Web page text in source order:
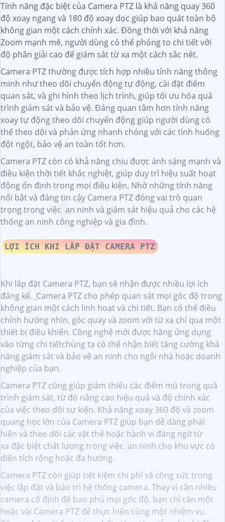
Tính năng đặc biệt của Camera PTZ là khả năng quay 360
độ xoay ngang và 180 độ xoay dọc giúp bao quát toàn bộ
không gian một cách chính xác. Đồng thời với khả năng
Zoom mạnh mẽ, người dùng có thể phóng to chi tiết với
độ phân giải cao để giám sát từ xa một cách sắc nét.
Camera PTZ thường được tích hợp nhiều tính năng thông
minh như theo dõi chuyển động tự động, cài đặt điểm
quan sát, và ghi hình theo lịch trình, giúp tối ưu hóa quá
trình giám sát và bảo vệ. Đáng quan tâm hơn tính năng
xoay tự động theo dõi chuyển động giúp người dùng có
thể theo dõi và phản ứng nhanh chóng với các tình huống
đột ngột, bảo vệ an toàn tốt hơn.
Camera PTZ còn có khả năng chịu được ánh sáng mạnh và
điều kiện thời tiết khắc nghiệt, giúp duy trì hiệu suất hoạt
động ổn định trong mọi điều kiện. Nhờ những tính năng
nổi bật và đáng tin cậy Camera PTZ đóng vai trò quan
trọng trong việc an ninh và giám sát hiệu quả cho các hệ
thống an ninh công nghiệp và gia đình.
LỢI ÍCH KHI LẮP ĐẶT CAMERA PTZ
Khi lắp đặt Camera PTZ, bạn sẽ nhận được nhiều lợi ích
đáng kể. Camera PTZ cho phép quan sát mọi góc độ trong
không gian một cách linh hoạt và chi tiết. Bạn có thể điều
chỉnh hướng nhìn, góc quay và zoom với từ xa chỉ qua một
thiết bị điều khiển. Công nghệ mới được hãng ứng dụng
vào từng chi tiếtchúng ta có thể nhận biết tăng cường khả
năng giám sát và bảo vệ an ninh cho ngôi nhà hoặc doanh
nghiệp của bạn.
Camera PTZ cũng giúp giảm thiểu các điểm mù trong quá
trình giám sát, từ đó nâng cao hiệu quả và độ chính xác
của việc theo dõi sự kiện. Khả năng xoay 360 độ và zoom
quang học lớn của Camera PTZ giúp bạn dễ dàng phát
hiện và theo dõi các vật thể hoặc hành vi đáng ngờ từ
xa đặc biệt chất lượng trong việc an ninh cho khu vực có
diện tích rộng hoặc đa hướng.
Camera PTZ còn giúp tiết kiệm chi phí và công sức trong
việc lắp đặt và bảo trì hệ thống camera. Thay vì cần nhiều
camera cố định để bao phủ mọi góc độ, bạn chỉ cần một
hoặc vài Camera PTZ để thực hiện cùng một nhiệm vụ.